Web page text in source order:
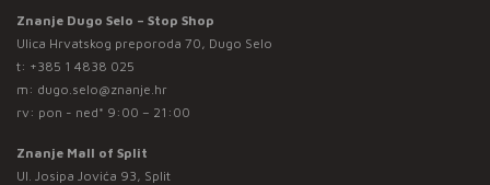
Znanje Dugo Selo – Stop Shop
Ulica Hrvatskog preporoda 70, Dugo Selo
t: +385 1 4838 025
m: dugo.selo@znanje.hr
rv: pon - ned* 9:00 – 21:00
Znanje Mall of Split
Ul. Josipa Jovića 93, Split